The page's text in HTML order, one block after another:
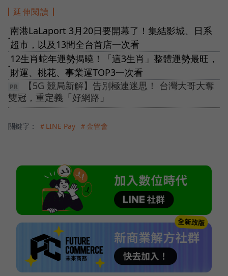
延伸閱讀
●
南港LaLaport 3月20日要開幕了！集結影城、日系
超市，以及13間全台首店一次看
●
12生肖蛇年運勢揭曉！「這3生肖」整體運勢最旺，
財運、桃花、事業運TOP3一次看
【5G 競局新解】告別極速迷思！ 台灣大哥大奪
雙冠，重定義「好網路」
關鍵字： ＃LINE Pay ＃金管會